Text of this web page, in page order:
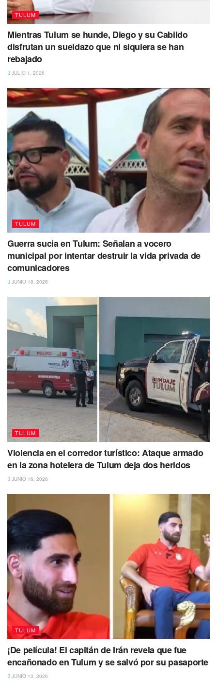
impedir la construcción de infraestructura que se pretenda
realizar de manera ilegal.
Puedes Leer además
TULUM
Mientras Tulum se hunde, Diego y su Cabildo
disfrutan un sueldazo que ni siquiera se han
rebajado
JULIO 1, 2026
TULUM
Guerra sucia en Tulum: Señalan a vocero
municipal por intentar destruir la vida privada de
comunicadores
JUNIO 18, 2026
TULUM
Violencia en el corredor turístico: Ataque armado
en la zona hotelera de Tulum deja dos heridos
JUNIO 16, 2026
TULUM
¡De película! El capitán de Irán revela que fue
encañonado en Tulum y se salvó por su pasaporte
JUNIO 13, 2026